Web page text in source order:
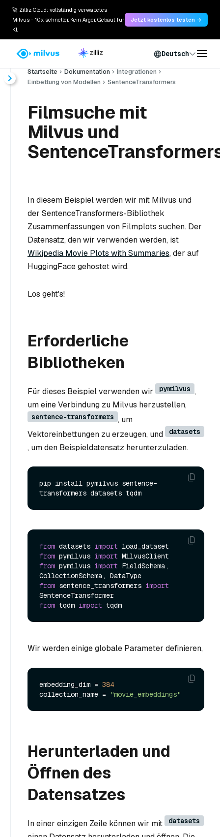
🚀 Zilliz Cloud: vollständig verwaltetes
Milvus - 10x schneller. Kein Ärger. Gebaut für
KI.
Jetzt kostenlos testen →
Deutsch
Startseite Dokumentation
Integrationen
Einbettung von Modellen
SentenceTransformers
Filmsuche mit
Milvus und
In diesem Beispiel werden wir mit Milvus und
der SentenceTransformers-Bibliothek
Zusammenfassungen von Filmplots suchen. Der
Datensatz, den wir verwenden werden, ist
Wikipedia Movie Plots with Summaries, der auf
HuggingFace gehostet wird.
Los geht's!
Erforderliche
Bibliotheken
Für dieses Beispiel verwenden wir pymilvus ,
um eine Verbindung zu Milvus herzustellen,
sentence-transformers , um
Vektoreinbettungen zu erzeugen, und
datasets
, um den Beispieldatensatz herunterzuladen.
pip install pymilvus sentence-
from datasets import
from pymilvus import
from pymilvus import FieldSchema,
from sentence_transformers import
from tqdm import
Wir werden einige globale Parameter definieren,
embedding_dim = 384
collection_name =
"movie_embeddings"
Herunterladen und
Öffnen des
Datensatzes
In einer einzigen Zeile können wir mit datasets